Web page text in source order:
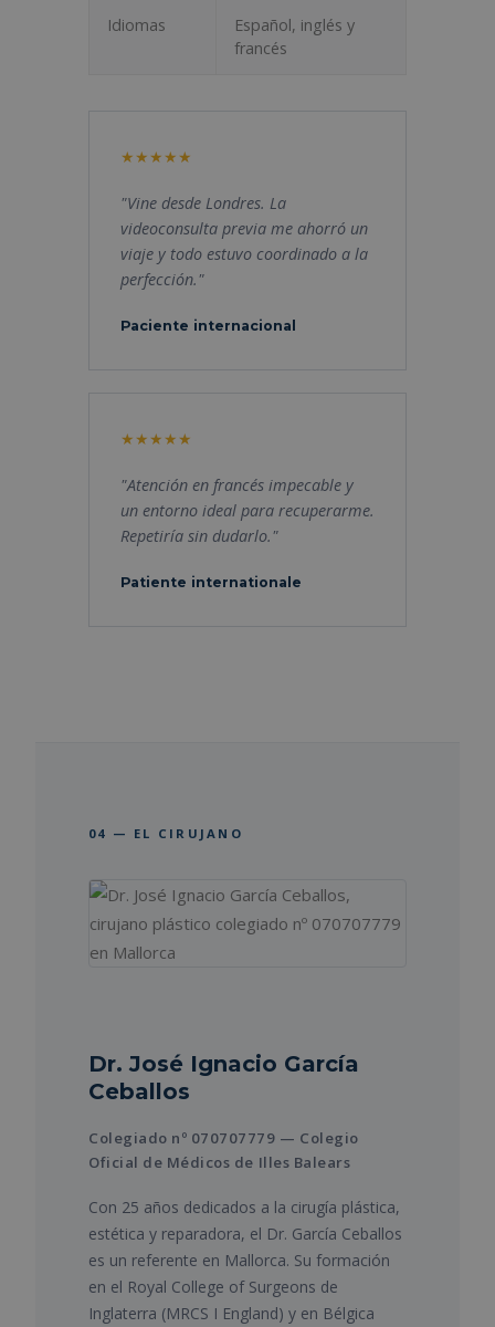
Idiomas
Español, inglés y
francés
"Vine desde Londres. La
videoconsulta previa me ahorró un
viaje y todo estuvo coordinado a la
perfección."
Paciente internacional
"Atención en francés impecable y
un entorno ideal para recuperarme.
Repetiría sin dudarlo."
Patiente internationale
04 — EL CIRUJANO
Dr. José Ignacio García
Ceballos
Colegiado nº 070707779 — Colegio
Oficial de Médicos de Illes Balears
Con 25 años dedicados a la cirugía plástica,
estética y reparadora, el Dr. García Ceballos
es un referente en Mallorca. Su formación
en el Royal College of Surgeons de
Inglaterra (MRCS I England) y en Bélgica